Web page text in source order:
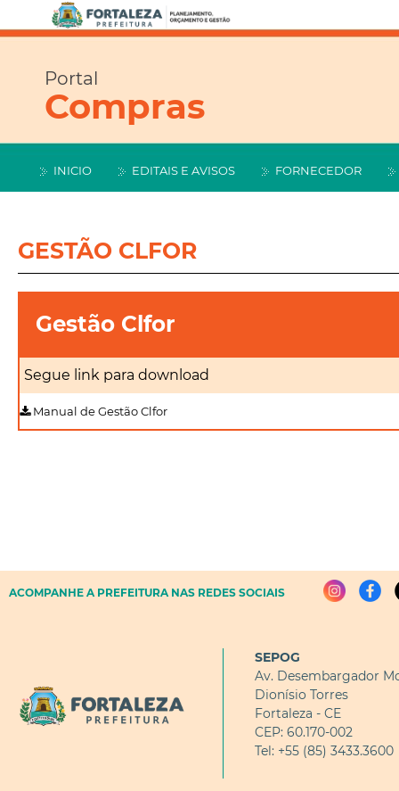
Portal
Compras
INICIO EDITAIS E AVISOS FORNECEDOR
GESTÃO CLFOR
Gestão Clfor
Segue link para download
Manual de Gestão Clfor
ACOMPANHE A PREFEITURA NAS REDES SOCIAIS
SEPOG
Av. Desembargador
Dionísio Torres
Fortaleza - CE
CEP: 60.170-002
Tel: +55 (85) 3433.3600